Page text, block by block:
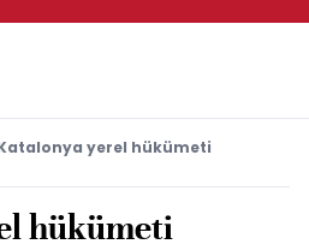
yerel hükümeti
hükümeti